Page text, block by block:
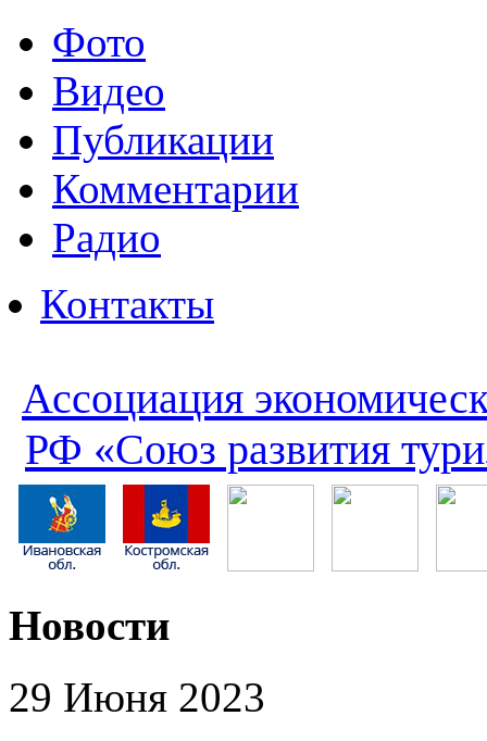
Фото
Видео
Публикации
Комментарии
Радио
Контакты
Ассоциация
РФ «Союз развития
Новости
29 Июня 2023